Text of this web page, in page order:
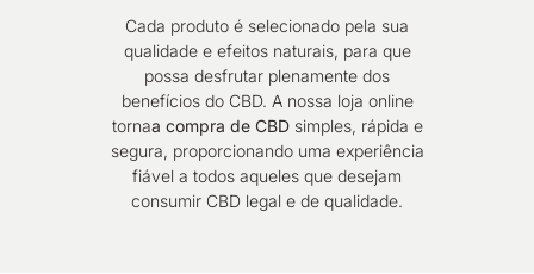
Cada produto é selecionado pela sua
qualidade e efeitos naturais, para que
possa desfrutar plenamente dos
benefícios do CBD. A nossa loja online
tornaa compra de CBDsimples, rápida e
segura, proporcionando uma experiência
fiável a todos aqueles que desejam
consumir CBD legal e de qualidade.